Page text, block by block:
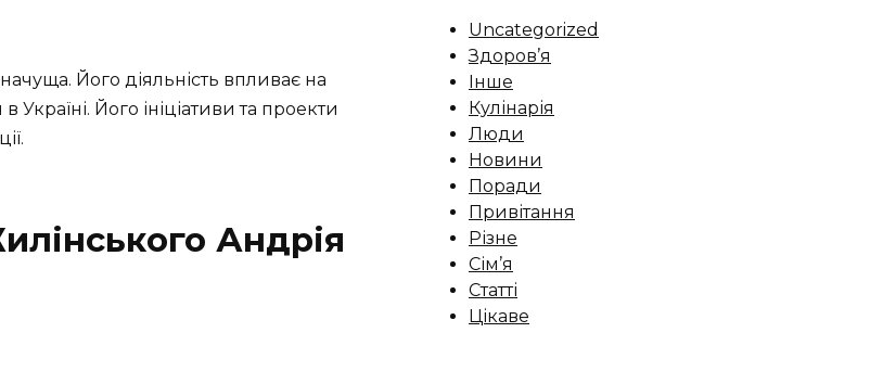
Його діяльність впливає на
Україні. Його ініціативи та проекти
Андрія
Uncategorized
Здоров’я
Інше
Кулінарія
Люди
Новини
Поради
Привітання
Різне
Сім’я
Статті
Цікаве